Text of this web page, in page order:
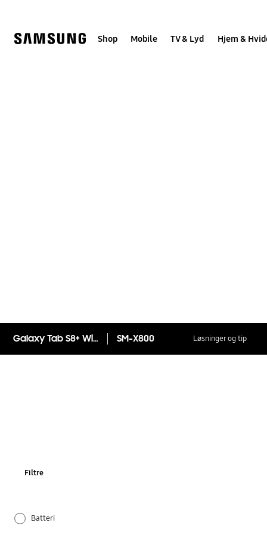
Shop Mobile TV & Lyd Hjem &
Galaxy Tab S8+ Wi-Fi SM-X800 Løsninger og tip
Filtre
Batteri